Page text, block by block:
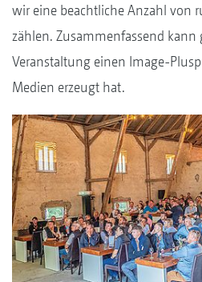
wir eine beachtliche Anzahl von
zählen. Zusammenfassend kann
Veranstaltung einen Image-
Medien erzeugt hat.